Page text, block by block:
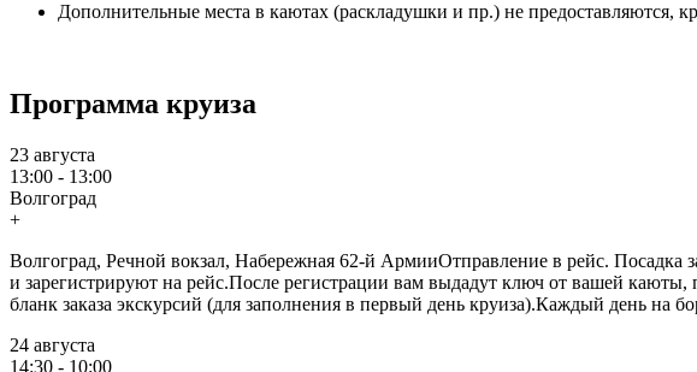
Дополнительные места в каютах (раскладушки и пр.) не предоставляются,
Программа круиза
23 августа
13:00 - 13:00
Волгоград
+
Волгоград, Речной вокзал, Набережная 62-й АрмииОтправление в рейс. Посадка
и зарегистрируют на рейс.После регистрации вам выдадут ключ от вашей
бланк заказа экскурсий (для заполнения в первый день круиза).Каждый день на
24 августа
14:30 - 10:00